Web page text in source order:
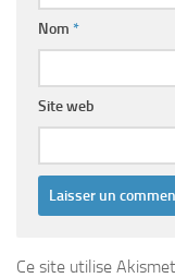
Nom *
Site web
Ce site utilise